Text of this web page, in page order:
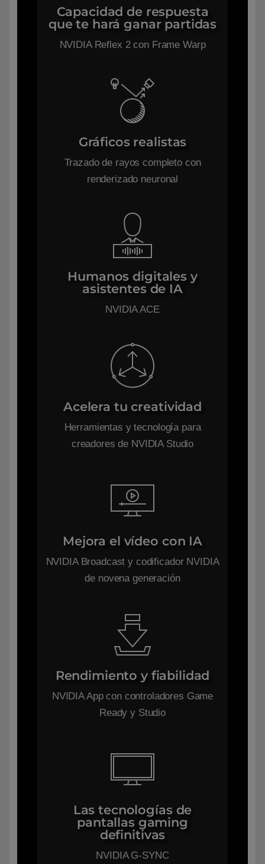
Capacidad de respuesta
que te hará ganar partidas
NVIDIA Reflex 2 con Frame Warp
Gráficos realistas
Trazado de rayos completo con
renderizado neuronal
Humanos digitales y
asistentes de IA
NVIDIA ACE
Acelera tu creatividad
Herramientas y tecnología para
creadores de NVIDIA Studio
Mejora el vídeo con IA
NVIDIA Broadcast y codificador NVIDIA
de novena generación
Rendimiento y fiabilidad
NVIDIA App con controladores Game
Ready y Studio
Las tecnologías de
pantallas gaming
definitivas
NVIDIA G-SYNC